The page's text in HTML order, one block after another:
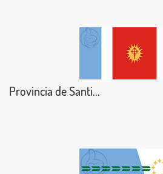
Provincia de Santi...